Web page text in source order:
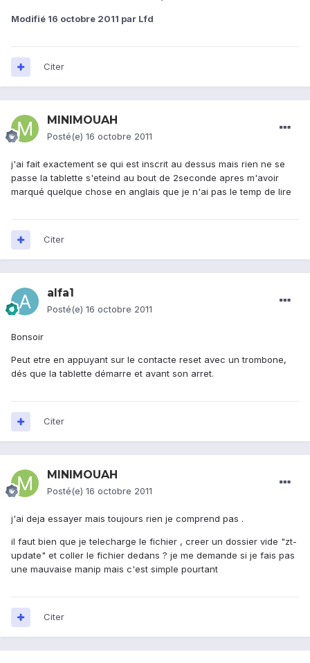
Modifié 16 octobre 2011 par Lfd
Citer
MINIMOUAH
Posté(e) 16 octobre 2011
j'ai fait exactement se qui est inscrit au dessus mais rien ne se
passe la tablette s'eteind au bout de 2seconde apres m'avoir
marqué quelque chose en anglais que je n'ai pas le temp de lire
Citer
alfa1
Posté(e) 16 octobre 2011
Bonsoir
Peut etre en appuyant sur le contacte reset avec un trombone,
dés que la tablette démarre et avant son arret.
Citer
MINIMOUAH
Posté(e) 16 octobre 2011
j'ai deja essayer mais toujours rien je comprend pas .
il faut bien que je telecharge le fichier , creer un dossier vide "zt-
update" et coller le fichier dedans ? je me demande si je fais pas
une mauvaise manip mais c'est simple pourtant
Citer